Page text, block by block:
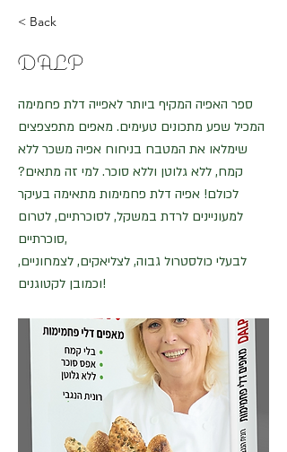
< Back
DALP
ספר האפיה המקיף ביותר לאפייה דלת פחמימה
המכיל שפע מתכונים טעימים. מאפים מתפצפצים
שימלאו את המטבח בניחוח אפיה משכר ללא
קמח, ללא גלוטן וללא סוכר. למי זה מתאים?
לכולם! אפיה דלת פחמימות מתאימה בעיקר
למעוניינים לרדת במשקל, לסוכרתיים, לטרום
סוכרתיים,
לבעלי כולסטרול גבוה, לצליאקים, לצמחוניים,
וכמובן לקטוגנים!